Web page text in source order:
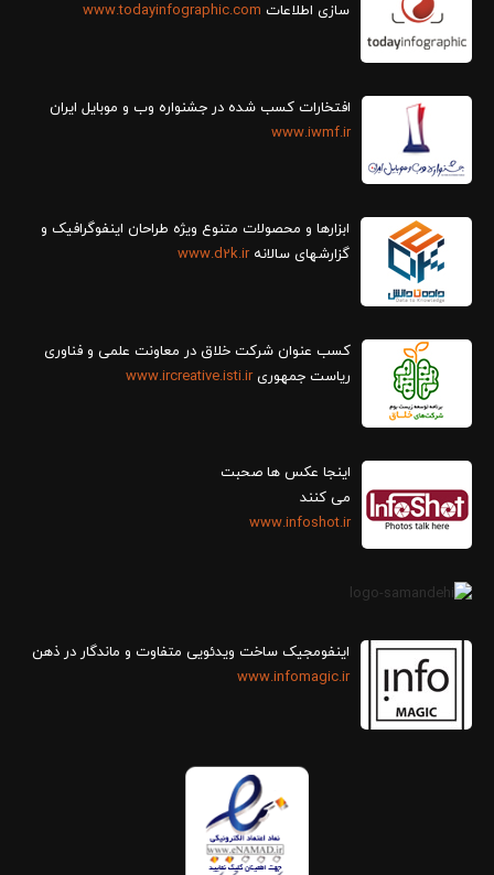
سازی اطلاعات www.todayinfographic.com
افتخارات کسب شده در جشنواره وب و موبایل ایران
www.iwmf.ir
ابزارها و محصولات متنوع ویژه طراحان اینفوگرافیک و
گزارش‎های سالانه
www.d2k.ir
کسب عنوان شرکت خلاق در معاونت علمی و فناوری
ریاست جمهوریwww.ircreative.isti.ir
اینجا عکس ها صحبت
می کنند
www.infoshot.ir
اینفومجیک ساخت ویدئویی متفاوت و ماندگار در ذهن
www.infomagic.ir